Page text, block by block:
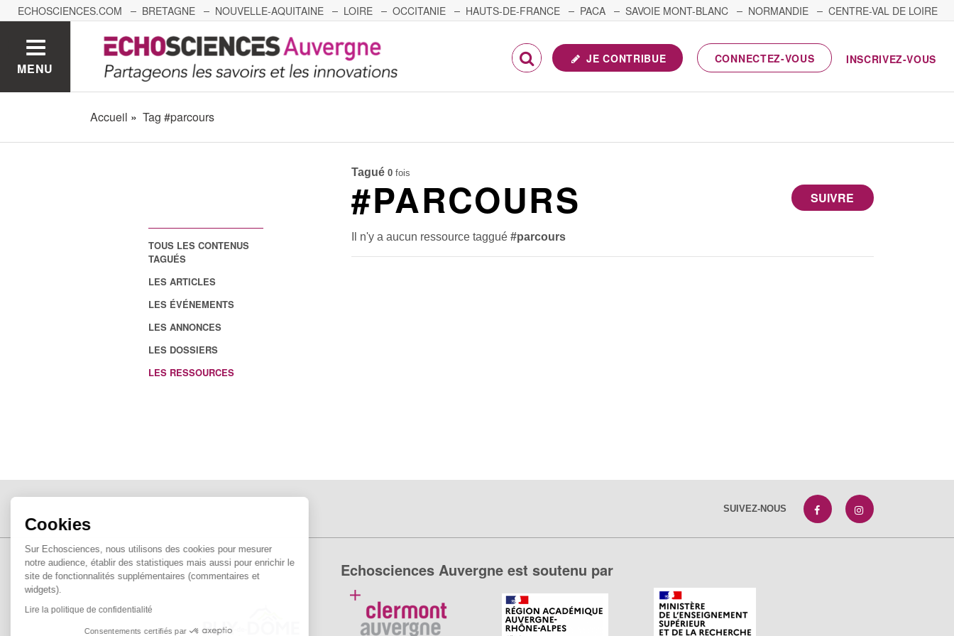
Cookies
Sur Echosciences, nous utilisons des cookies pour mesurer
notre audience, établir des statistiques mais aussi pour enrichir le
site de fonctionnalités supplémentaires (commentaires et
widgets).
Lire la politique de confidentialité
Consentements certifiés par
ECHOSCIENCES.COM BRETAGNE NOUVELLE-AQUITAINE LOIRE OCCITANIE HAUTS-DE-FRANCE PACA SAVOIE MONT-BLANC NORMANDIE
CENTRE-VAL DE LOIRE
GRENOBLE GRAND EST BOURGOGNE-FRANCHE-COMTÉ
MENU
JE CONTRIBUE CONNECTEZ-VOUS INSCRIVEZ-VOUS
Accueil Tag #parcours
TOUS LES CONTENUS
TAGUÉS
LES ARTICLES
LES ÉVÉNEMENTS
LES ANNONCES
LES DOSSIERS
LES RESSOURCES
Tagué 0 fois
SUIVRE
#PARCOURS
Il n'y a aucun ressource taggué#parcours
SUIVEZ-NOUS
Echosciences Auvergne est soutenu par